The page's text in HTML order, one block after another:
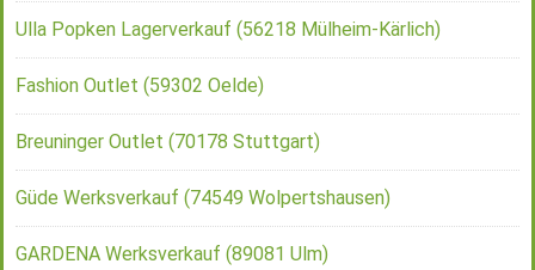
Ulla Popken Lagerverkauf (56218 Mülheim-Kärlich)
Fashion Outlet (59302 Oelde)
Breuninger Outlet (70178 Stuttgart)
Güde Werksverkauf (74549 Wolpertshausen)
GARDENA Werksverkauf (89081 Ulm)